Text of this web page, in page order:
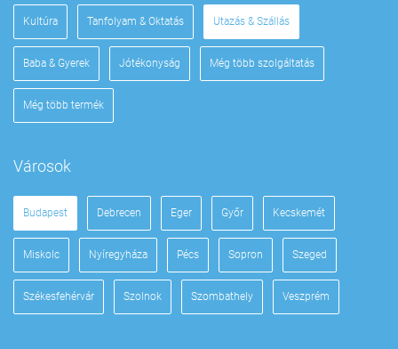
Kultúra Tanfolyam & Oktatás Utazás & Szállás
Baba & Gyerek Jótékonyság Még több szolgáltatás
Még több termék
Városok
Budapest Debrecen Eger Győr Kecskemét
Miskolc Nyíregyháza Pécs Sopron Szeged
Székesfehérvár Szolnok Szombathely Veszprém